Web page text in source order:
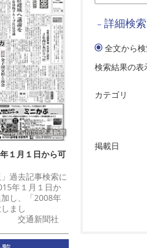
１月１日から可
過去記事検索に
年１月１日か
し、「2008年
まし
聞社
－ 詳細検索
全文から
検索結果の表
カテゴリ
掲載日